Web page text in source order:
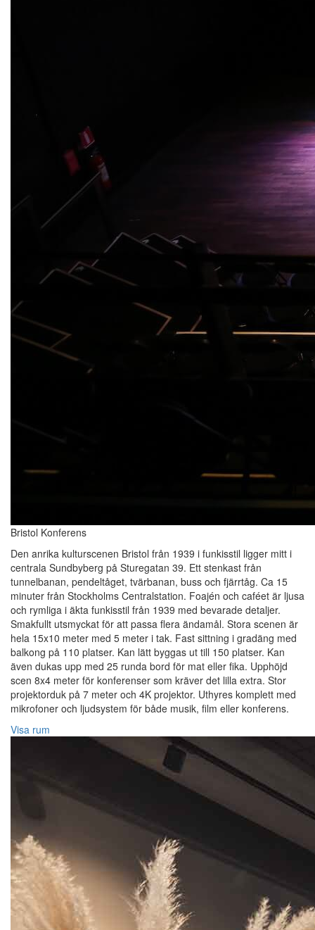
Bristol Konferens
Den anrika kulturscenen Bristol från 1939 i funkisstil ligger mitt i
centrala Sundbyberg på Sturegatan 39. Ett stenkast från
tunnelbanan, pendeltåget, tvärbanan, buss och fjärrtåg. Ca 15
minuter från Stockholms Centralstation. Foajén och caféet är ljusa
och rymliga i äkta funkisstil från 1939 med bevarade detaljer.
Smakfullt utsmyckat för att passa flera ändamål. Stora scenen är
hela 15x10 meter med 5 meter i tak. Fast sittning i gradäng med
balkong på 110 platser. Kan lätt byggas ut till 150 platser. Kan
även dukas upp med 25 runda bord för mat eller fika. Upphöjd
scen 8x4 meter för konferenser som kräver det lilla extra. Stor
projektorduk på 7 meter och 4K projektor. Uthyres komplett med
mikrofoner och ljudsystem för både musik, film eller konferens.
Visa rum